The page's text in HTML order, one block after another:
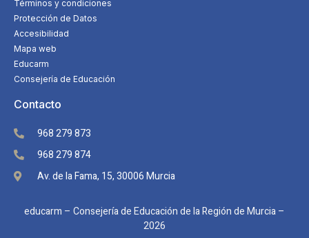
Términos y condiciones
Protección de Datos
Accesibilidad
Mapa web
Educarm
Consejería de Educación
Contacto
968 279 873
968 279 874
Av. de la Fama, 15, 30006 Murcia
educarm – Consejería de Educación de la Región de Murcia –
2026